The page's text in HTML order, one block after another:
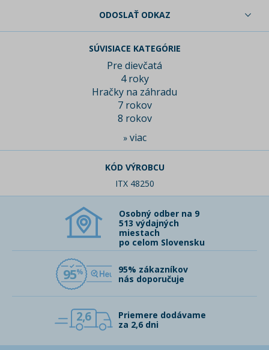
ODOSLAŤ ODKAZ
SÚVISIACE KATEGÓRIE
Pre dievčatá
4 roky
Hračky na záhradu
7 rokov
8 rokov
» viac
KÓD VÝROBCU
ITX 48250
Osobný odber na 9
513 výdajných
miestach
po celom Slovensku
95
95% zákazníkov
nás doporučuje
2,6
Priemere dodávame
za 2,6 dni